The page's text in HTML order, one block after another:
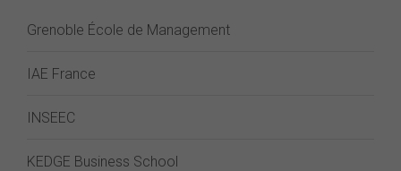
Grenoble École de Management
IAE France
INSEEC
KEDGE Business School